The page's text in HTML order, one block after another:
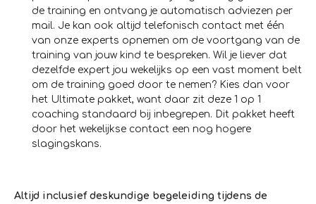
de training en ontvang je automatisch adviezen per
mail. Je kan ook altijd telefonisch contact met één
van onze experts opnemen om de voortgang van de
training van jouw kind te bespreken. Wil je liever dat
dezelfde expert jou wekelijks op een vast moment belt
om de training goed door te nemen? Kies dan voor
het Ultimate pakket, want daar zit deze 1 op 1
coaching standaard bij inbegrepen. Dit pakket heeft
door het wekelijkse contact een nog hogere
slagingskans.
Altijd inclusief deskundige begeleiding tijdens de